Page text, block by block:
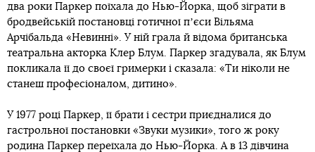
два роки Паркер поїхала до Нью-Йорка, щоб зіграти в
бродвейській постановці готичної пʼєси Вільяма
Арчібальда «Невинні». У ній грала й відома британська
театральна акторка Клер Блум. Паркер згадувала, як Блум
покликала її до своєї гримерки і сказала: «Ти ніколи не
станеш професіоналом, дитино».
У 1977 році Паркер, її брати і сестри приєдналися до
гастрольної постановки «Звуки музики», того ж року
родина Паркер переїхала до Нью-Йорка. А в 13 дівчина